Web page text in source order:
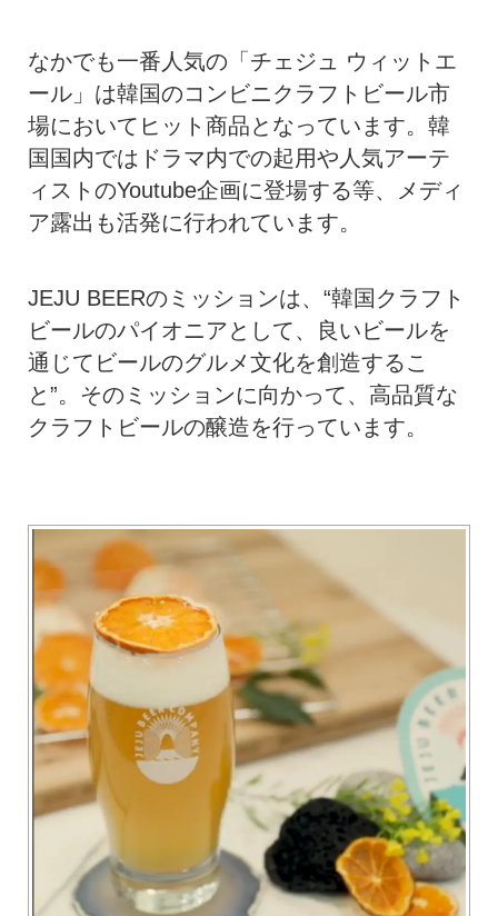
なかでも一番人気の「チェジュ ウィットエ
ール」は韓国のコンビニクラフトビール市
場においてヒット商品となっています。韓
国国内ではドラマ内での起用や人気アーテ
ィストのYoutube企画に登場する等、メディ
ア露出も活発に行われています。
JEJU BEERのミッションは、“韓国クラフト
ビールのパイオニアとして、良いビールを
通じてビールのグルメ文化を創造するこ
と”。そのミッションに向かって、高品質な
クラフトビールの醸造を行っています。